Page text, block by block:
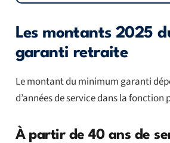
Les montants 2025
garanti retraite
Le montant du minimum garanti
d’années de service dans la fonction
À partir de 40 ans de